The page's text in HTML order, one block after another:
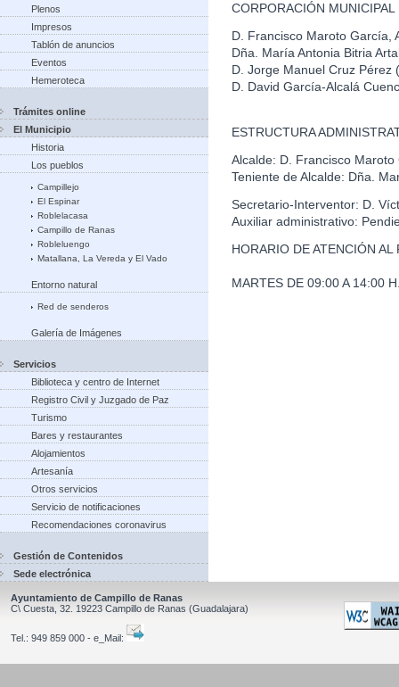
Plenos
Impresos
Tablón de anuncios
Eventos
Hemeroteca
Trámites online
El Municipio
Historia
Los pueblos
Campillejo
El Espinar
Roblelacasa
Campillo de Ranas
Robleluengo
Matallana, La Vereda y El Vado
Entorno natural
Red de senderos
Galería de Imágenes
Servicios
Biblioteca y centro de Internet
Registro Civil y Juzgado de Paz
Turismo
Bares y restaurantes
Alojamientos
Artesanía
Otros servicios
Servicio de notificaciones
Recomendaciones coronavirus
Gestión de Contenidos
Sede electrónica
CORPORACIÓN MUNICIPAL
D. Francisco Maroto García,
Dña. María Antonia Bitria
D. Jorge Manuel Cruz Pérez
D. David García-Alcalá
ESTRUCTURA
Alcalde: D. Francisco Maroto
Teniente de Alcalde: Dña.
Secretario-Interventor: D.
Auxiliar administrativo:
HORARIO DE ATENCIÓN AL
MARTES DE 09:00 A 14:00
Ayuntamiento de Campillo de Ranas
C\ Cuesta, 32. 19223 Campillo de Ranas (Guadalajara)
Tel.: 949 859 000 - e_Mail: